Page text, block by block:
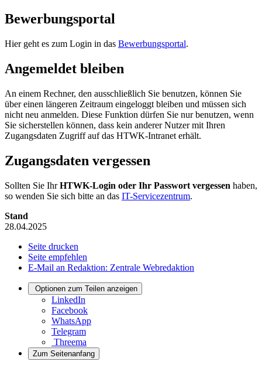
Bewerbungsportal
Hier geht es zum Login in das Bewerbungsportal.
Angemeldet bleiben
An einem Rechner, den ausschließlich Sie benutzen, können Sie
über einen längeren Zeitraum eingeloggt bleiben und müssen sich
nicht neu anmelden. Diese Funktion dürfen Sie nur benutzen, wenn
Sie sicherstellen können, dass kein anderer Nutzer mit Ihren
Zugangsdaten Zugriff auf das HTWK-Intranet erhält.
Zugangsdaten vergessen
Sollten Sie IhrHTWK-Login oder Ihr Passwort vergessen haben,
so wenden Sie sich bitte an das IT-Servicezentrum.
Stand
28.04.2025
Seite drucken
Seite empfehlen
E-Mail an Redaktion: Zentrale Webredaktion
Optionen zum Teilen anzeigen
LinkedIn
Facebook
WhatsApp
Telegram
Threema
Zum Seitenanfang